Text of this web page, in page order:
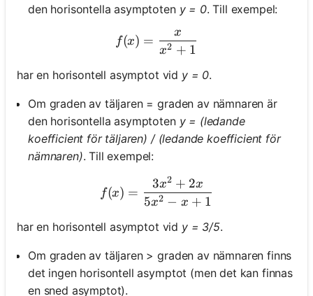
den horisontella asymptoten y = 0. Till exempel:
f(x) = \frac{x}{x^2 + 1}
f(x) =
x2 + 1
x
har en horisontell asymptot vid y = 0.
Om graden av täljaren = graden av nämnaren är
den horisontella asymptoten y = (ledande
koefficient för täljaren) / (ledande koefficient för
nämnaren). Till exempel:
f(x) = \frac{3x^2 +
f(x) =
5x2 − x + 1
3x2 + 2x
har en horisontell asymptot vid y = 3/5.
Om graden av täljaren > graden av nämnaren finns
det ingen horisontell asymptot (men det kan finnas
en sned asymptot).